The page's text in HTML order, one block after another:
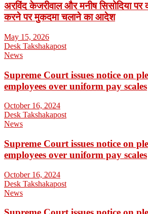
अरविंद केजरीवाल और मनीष सिसोदिया पर
करने पर मुकदमा चलाने का आदेश
May 15, 2026
Desk Takshakapost
News
Supreme Court issues notice on
employees over uniform pay scales
October 16, 2024
Desk Takshakapost
News
Supreme Court issues notice on
employees over uniform pay scales
October 16, 2024
Desk Takshakapost
News